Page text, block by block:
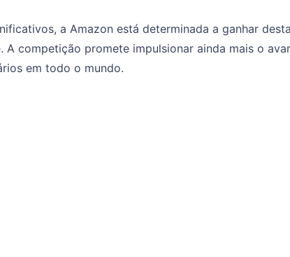
a Amazon está determinada a ganhar
A competição promete impulsionar ainda mais o
em todo o mundo.